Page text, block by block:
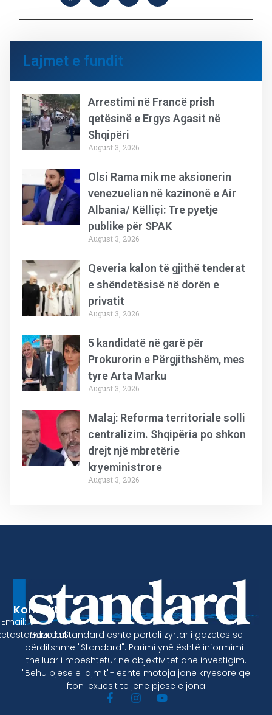
Lajmet e fundit
Arrestimi në Francë prish
qetësinë e Ergys Agasit në
Shqipëri
August 3, 2026
Olsi Rama mik me aksionerin
venezuelian në kazinonë e Air
Albania/ Këlliçi: Tre pyetje
publike për SPAK
August 3, 2026
Qeveria kalon të gjithë tenderat
e shëndetësisë në dorën e
privatit
August 3, 2026
5 kandidatë në garë për
Prokurorin e Përgjithshëm, mes
tyre Arta Marku
August 3, 2026
Malaj: Reforma territoriale solli
centralizim. Shqipëria po shkon
drejt një mbretërie
kryeministrore
August 3, 2026
Gazeta Standard është portali zyrtar i gazetës se
përditshme "Standard". Parimi ynë është informimi i
thelluar i mbeshtetur ne objektivitet dhe investigim.
"Behu pjese e lajmit"- eshte motoja jone kryesore qe
fton lexuesit te jene pjese e jona
Kontakt
Email: